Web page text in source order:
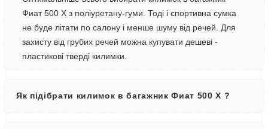
Фиат 500 Х з поліуретану-гуми. Тоді і спортивна сумка
не буде літати по салону і менше шуму від речей. Для
захисту від грубих речей можна купувати дешеві -
пластикові тверді килимки.
Як підібрати килимок в багажник Фиат 500 Х ?